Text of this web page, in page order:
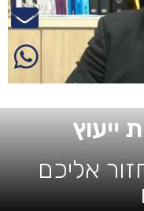
ייעוץ
אליכם